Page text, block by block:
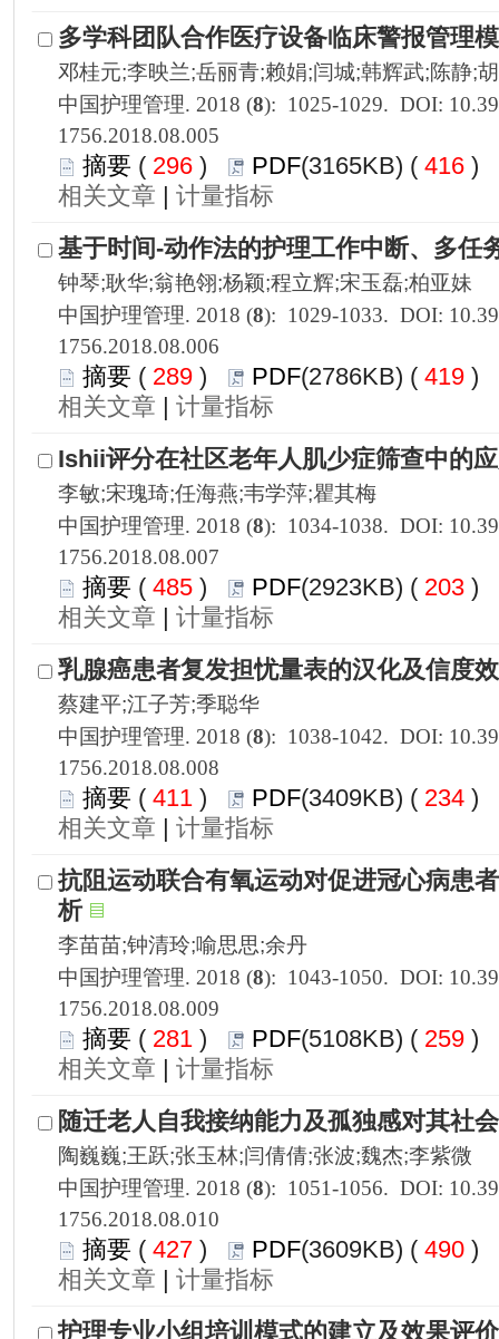
1756.2018.08.005
296 ) 416 )
|
1756.2018.08.006
289 ) 419 )
|
1756.2018.08.007
485 ) 203 )
|
1756.2018.08.008
411 ) 234 )
|
1756.2018.08.009
281 ) 259 )
|
1756.2018.08.010
427 ) 490 )
|